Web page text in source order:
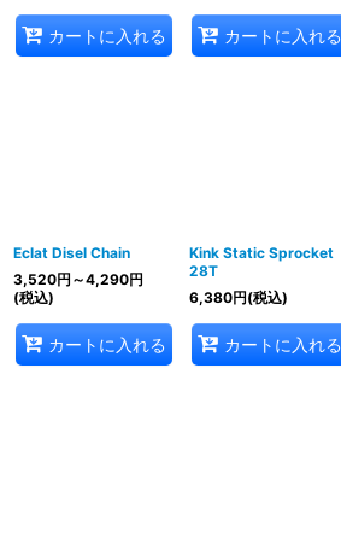
カートに入れる カートに入れる
Eclat Disel Chain
3,520円 ～4,290円
(税込)
カートに入れる
Kink Static Sprocket
28T
6,380円(税込)
カートに入れる